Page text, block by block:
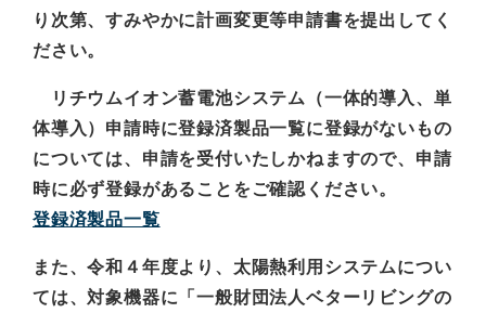
り次第、すみやかに計画変更等申請書を提出してく
ださい。
リチウムイオン蓄電池システム（一体的導入、単
体導入） 申請時に登録済製品一覧に登録がないもの
については、申請を受付いたしかねますので、申請
時に必ず登録があることをご確認ください。
登録済製品一覧
また、令和４年度より、太陽熱利用システムについ
ては、対象機器に「一般財団法人ベターリビングの